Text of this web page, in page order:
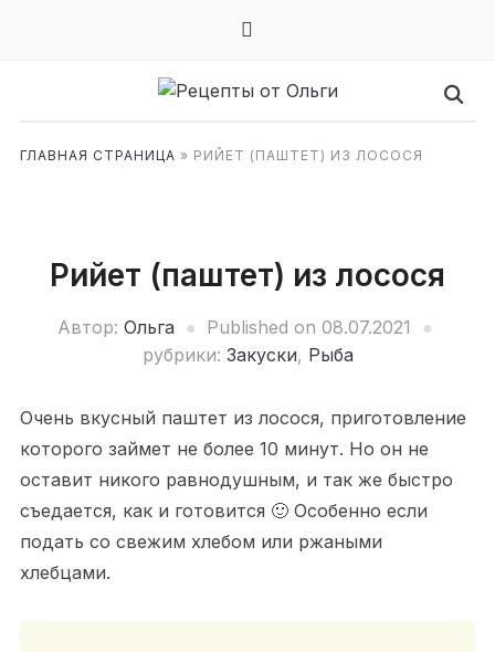
mail
ГЛАВНАЯ СТРАНИЦА » РИЙЕТ (ПАШТЕТ) ИЗ ЛОСОСЯ
Рийет (паштет) из лосося
Автор: Ольга Published on 08.07.2021
рубрики: Закуски, Рыба
Очень вкусный паштет из лосося, приготовление
которого займет не более 10 минут. Но он не
оставит никого равнодушным, и так же быстро
съедается, как и готовится 🙂 Особенно если
подать со свежим хлебом или ржаными
хлебцами.